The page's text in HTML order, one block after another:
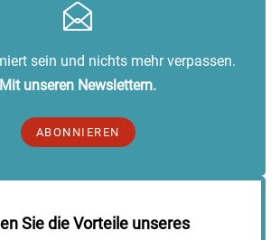
sein und nichts mehr verpassen.
Mit unseren Newslettern.
ABONNIEREN
Sie die Vorteile unseres